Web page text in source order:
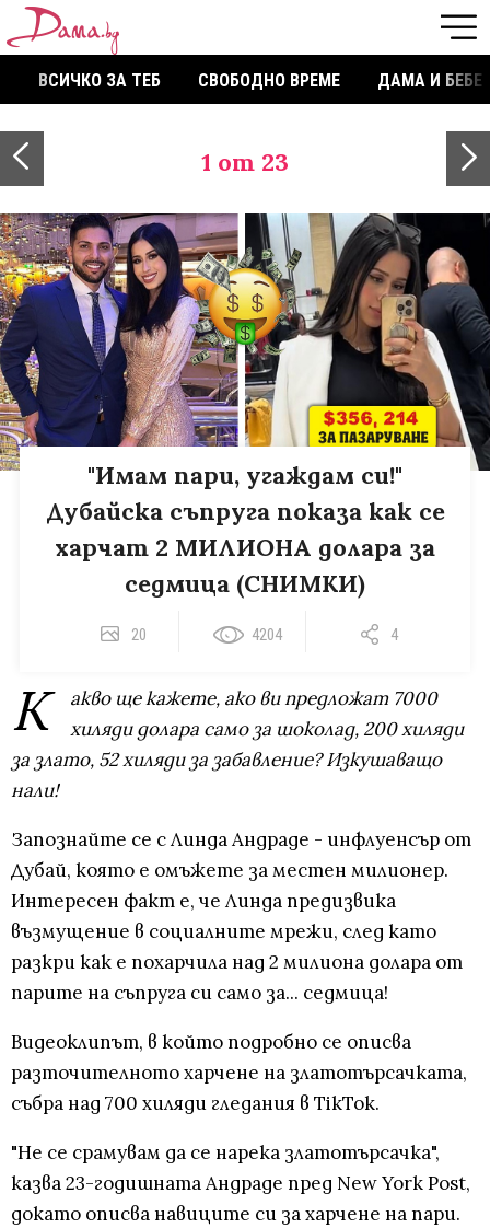
ВСИЧКО ЗА ТЕБ СВОБОДНО ВРЕМЕ ДАМА И БЕБЕ
1 от 23
"Имам пари, угаждам си!"
Дубайска съпруга показа как се
харчат 2 МИЛИОНА долара за
седмица (СНИМКИ)
20 4204 4
К
акво ще кажете, ако ви предложат 7000
хиляди долара само за шоколад, 200 хиляди
за злато, 52 хиляди за забавление? Изкушаващо
нали!
Запознайте се с Линда Андраде - инфлуенсър от
Дубай, която е омъжете за местен милионер.
Интересен факт е, че Линда предизвика
възмущение в социалните мрежи, след като
разкри как е похарчила над 2 милиона долара от
парите на съпруга си само за... седмица!
Видеоклипът, в който подробно се описва
разточителното харчене на златотърсачката,
събра над 700 хиляди гледания в TikTok.
"Не се срамувам да се нарека златотърсачка",
казва 23-годишната Андраде пред New York Post,
докато описва навиците си за харчене на пари.